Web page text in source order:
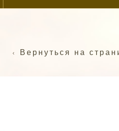
Вернуться на